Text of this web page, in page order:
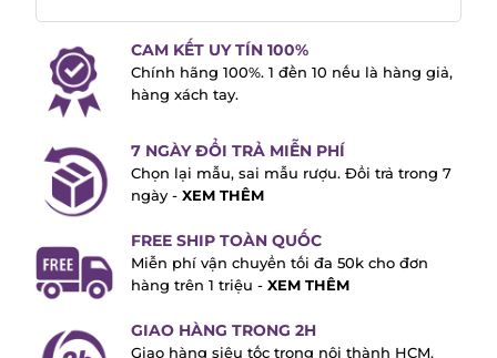
CAM KẾT UY TÍN 100%
Chính hãng 100%. 1 đền 10 nếu là hàng
giả, hàng xách tay.
7 NGÀY ĐỔI TRẢ MIỄN PHÍ
Chọn lại mẫu, sai mẫu rượu. Đổi trả trong
7 ngày -XEM THÊM
FREE SHIP TOÀN QUỐC
Miễn phí vận chuyển tối đa 50k cho đơn
hàng trên 1 triệu -
XEM THÊM
GIAO HÀNG TRONG 2H
Giao hàng siêu tốc trong nội thành HCM.